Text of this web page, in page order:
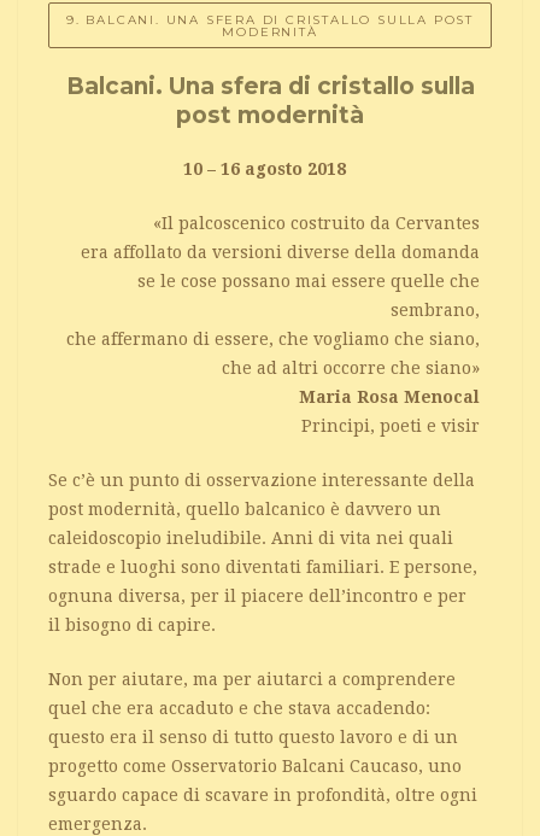
9. BALCANI. UNA SFERA DI CRISTALLO SULLA POST
MODERNITÀ
Balcani. Una sfera di cristallo sulla
post modernità
10 – 16 agosto 2018
«Il palcoscenico costruito da Cervantes
era affollato da versioni diverse della domanda
se le cose possano mai essere quelle che
sembrano,
che affermano di essere, che vogliamo che siano,
che ad altri occorre che siano»
Maria Rosa Menocal
Principi, poeti e visir
Se c’è un punto di osservazione interessante della
post modernità, quello balcanico è davvero un
caleidoscopio ineludibile. Anni di vita nei quali
strade e luoghi sono diventati familiari. E persone,
ognuna diversa, per il piacere dell’incontro e per
il bisogno di capire.
Non per aiutare, ma per aiutarci a comprendere
quel che era accaduto e che stava accadendo:
questo era il senso di tutto questo lavoro e di un
progetto come Osservatorio Balcani Caucaso, uno
sguardo capace di scavare in profondità, oltre ogni
emergenza.